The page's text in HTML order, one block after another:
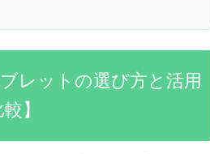
レットの選び方と活用
】